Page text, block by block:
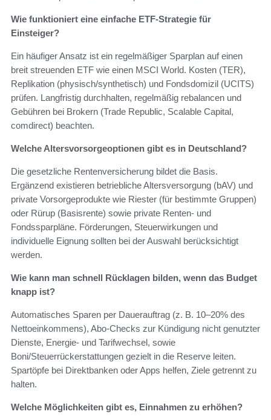
Wie funktioniert eine einfache ETF-Strategie für
Einsteiger?
Ein häufiger Ansatz ist ein regelmäßiger Sparplan auf einen
breit streuenden ETF wie einen MSCI World. Kosten (TER),
Replikation (physisch/synthetisch) und Fondsdomizil (UCITS)
prüfen. Langfristig durchhalten, regelmäßig rebalancen und
Gebühren bei Brokern (Trade Republic, Scalable Capital,
comdirect) beachten.
Welche Altersvorsorgeoptionen gibt es in Deutschland?
Die gesetzliche Rentenversicherung bildet die Basis.
Ergänzend existieren betriebliche Altersversorgung (bAV) und
private Vorsorgeprodukte wie Riester (für bestimmte Gruppen)
oder Rürup (Basisrente) sowie private Renten- und
Fondssparpläne. Förderungen, Steuerwirkungen und
individuelle Eignung sollten bei der Auswahl berücksichtigt
werden.
Wie kann man schnell Rücklagen bilden, wenn das Budget
knapp ist?
Automatisches Sparen per Dauerauftrag (z. B. 10–20% des
Nettoeinkommens), Abo-Checks zur Kündigung nicht genutzter
Dienste, Energie- und Tarifwechsel, sowie
Boni/Steuerrückerstattungen gezielt in die Reserve leiten.
Spartöpfe bei Direktbanken oder Apps helfen, Ziele getrennt zu
halten.
Welche Möglichkeiten gibt es, Einnahmen zu erhöhen?